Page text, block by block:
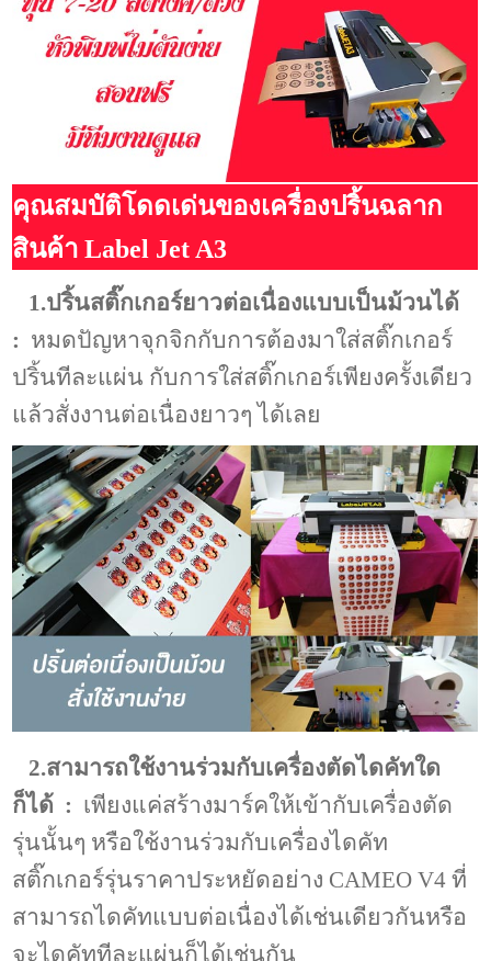
คุณสมบัติโดดเด่นของเครื่องปริ้นฉลาก
สินค้า Label Jet A3
1.ปริ้นสติ๊กเกอร์ยาวต่อเนื่องแบบเป็นม้วนได้
: หมดปัญหาจุกจิกกับการต้องมาใส่สติ๊กเกอร์
ปริ้นทีละแผ่น กับการใส่สติ๊กเกอร์เพียงครั้งเดียว
แล้วสั่งงานต่อเนื่องยาวๆ ได้เลย
2.สามารถใช้งานร่วมกับเครื่องตัดไดคัทใด
ก็ได้ : เพียงแค่สร้างมาร์คให้เข้ากับเครื่องตัด
รุ่นนั้นๆ หรือใช้งานร่วมกับเครื่องไดคัท
สติ๊กเกอร์รุ่นราคาประหยัดอย่าง CAMEO V4 ที่
สามารถไดคัทแบบต่อเนื่องได้เช่นเดียวกันหรือ
จะไดคัททีละแผ่นก็ได้เช่นกัน